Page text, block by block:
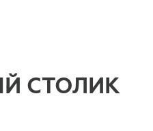
СТОЛИК